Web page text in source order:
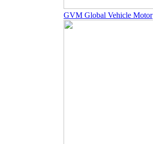
GVM Global Vehicle Motor